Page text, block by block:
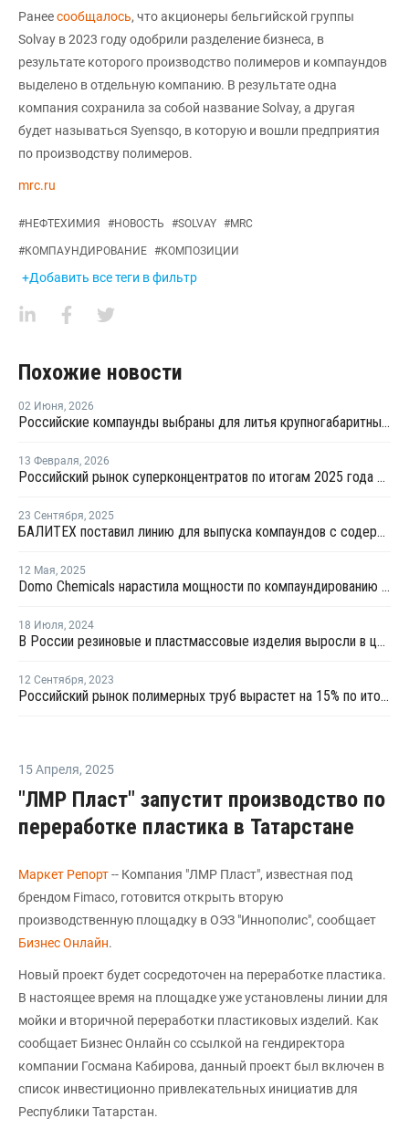
Ранеесообщалось, что акционеры бельгийской группы
Solvay в 2023 году одобрили разделение бизнеса, в
результате которого производство полимеров и компаундов
выделено в отдельную компанию. В результате одна
компания сохранила за собой название Solvay, а другая
будет называться Syensqo, в которую и вошли предприятия
по производству полимеров.
mrc.ru
#НЕФТЕХИМИЯ #НОВОСТЬ #SOLVAY #MRC
#КОМПАУНДИРОВАНИЕ #КОМПОЗИЦИИ
+Добавить все теги в фильтр
Похожие новости
02 Июня, 2026
Российские компаунды выбраны для литья крупногабаритных автокомпонентов BELGEE
13 Февраля, 2026
Российский рынок суперконцентратов по итогам 2025 года сократился на 6%
23 Сентября, 2025
БАЛИТЕХ поставил линию для выпуска компаундов с содержанием стекловолокна до 35%
12 Мая, 2025
Domo Chemicals нарастила мощности по компаундированию в Индии
18 Июля, 2024
В России резиновые и пластмассовые изделия выросли в цене на 8,3%
12 Сентября, 2023
Российский рынок полимерных труб вырастет на 15% по итогам 2023 года - Полипластик
15 Апреля, 2025
"ЛМР Пласт" запустит производство по
переработке пластика в Татарстане
Маркет Репорт-- Компания "ЛМР Пласт", известная под
брендом Fimaco, готовится открыть вторую
производственную площадку в ОЭЗ "Иннополис", сообщает
Бизнес Онлайн.
Новый проект будет сосредоточен на переработке пластика.
В настоящее время на площадке уже установлены линии для
мойки и вторичной переработки пластиковых изделий. Как
сообщает Бизнес Онлайн со ссылкой на гендиректора
компании Госмана Кабирова, данный проект был включен в
список инвестиционно привлекательных инициатив для
Республики Татарстан.